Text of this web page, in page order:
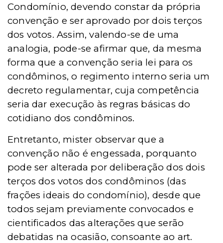
Condomínio, devendo constar da própria
convenção e ser aprovado por dois terços
dos votos. Assim, valendo-se de uma
analogia, pode-se afirmar que, da mesma
forma que a convenção seria lei para os
condôminos, o regimento interno seria um
decreto regulamentar, cuja competência
seria dar execução às regras básicas do
cotidiano dos condôminos.
Entretanto, mister observar que a
convenção não é engessada, porquanto
pode ser alterada por deliberação dos dois
terçosdos votos dos condôminos (das
frações ideais do condomínio), desde que
todos sejam previamente convocados e
cientificados das alterações que serão
debatidas na ocasião, consoante ao art.